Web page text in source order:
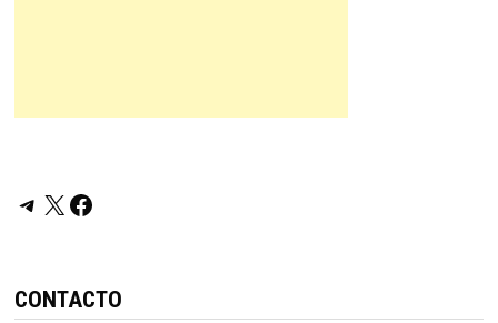
Telegram
X Facebook
CONTACTO